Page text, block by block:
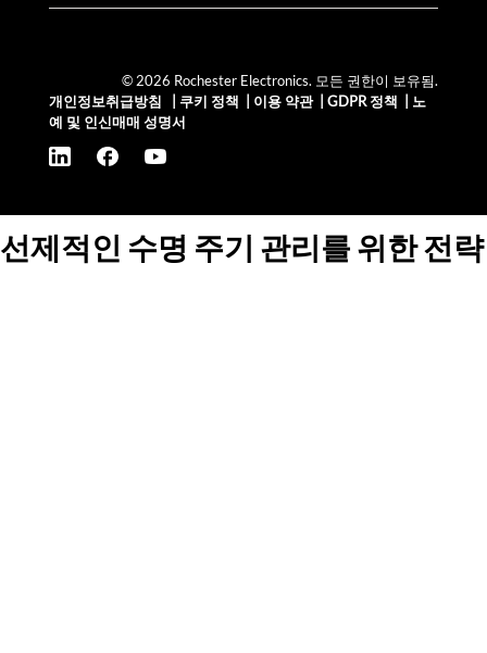
© 2026 Rochester Electronics. 모든 권한이 보유됨.
개인정보취급방침
쿠키 정책 이용 약관| GDPR 정책
노
예 및 인신매매 성명서
선제적인 수명 주기 관리를 위한 전략